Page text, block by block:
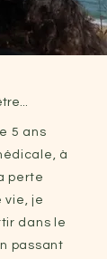
5 ans
à
perte
vie, je
dans le
passant